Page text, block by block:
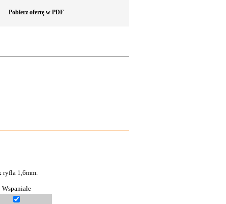
Pobierz ofertę w PDF
ryfla 1,6mm.
Wspaniale